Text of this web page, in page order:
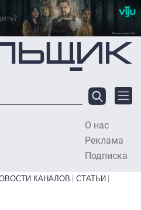
О нас
Реклама
Подписка
КАНАЛОВ
СТАТЬИ